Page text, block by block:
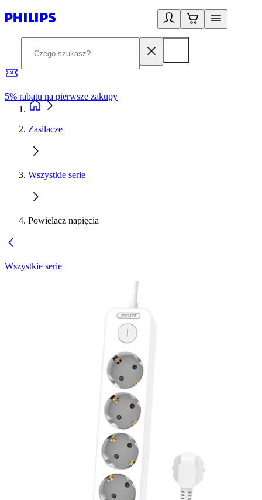
5% rabatu na pierwsze zakupy
Zasilacze
Wszystkie serie
Powielacz napięcia
Wszystkie serie